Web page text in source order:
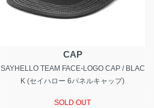
CAP
SAYHELLO TEAM FACE-LOGO CAP / BLAC
K (セイハロー 6パネルキャップ)
SOLD OUT